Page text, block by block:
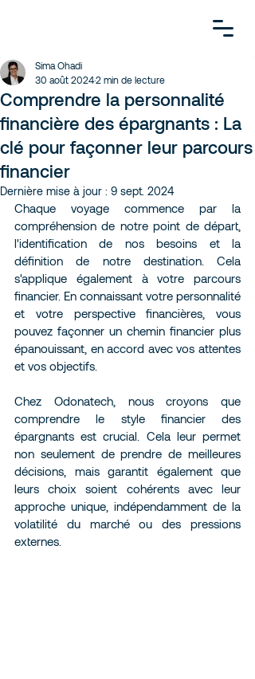
Comprendre la personnalité
financière des épargnants : La
clé pour façonner leur parcours
financier
Sima Ohadi
30 août 20242 min de lecture
Dernière mise à jour : 9 sept. 2024
Chaque voyage commence par la
compréhension de notre point de départ,
l'identification de nos besoins et la
définition de notre destination. Cela
s'applique également à votre parcours
financier. En connaissant votre personnalité
et votre perspective financières, vous
pouvez façonner un chemin financier plus
épanouissant, en accord avec vos attentes
et vos objectifs.
Chez Odonatech, nous croyons que
comprendre le style financier des
épargnants est crucial. Cela leur permet
non seulement de prendre de meilleures
décisions, mais garantit également que
leurs choix soient cohérents avec leur
approche unique, indépendamment de la
volatilité du marché ou des pressions
externes.